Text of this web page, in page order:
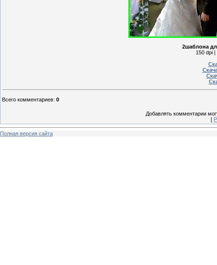
2шаблона
150 dpi
Всего комментариев: 0
Добавлять комментарии
[
Полная версия сайта